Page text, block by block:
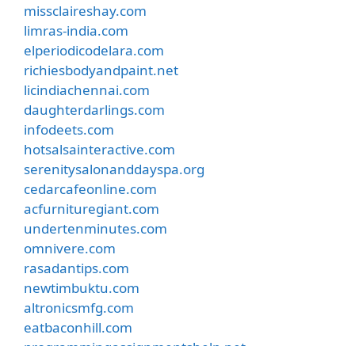
missclaireshay.com
limras-india.com
elperiodicodelara.com
richiesbodyandpaint.net
licindiachennai.com
daughterdarlings.com
infodeets.com
hotsalsainteractive.com
serenitysalonanddayspa.org
cedarcafeonline.com
acfurnituregiant.com
undertenminutes.com
omnivere.com
rasadantips.com
newtimbuktu.com
altronicsmfg.com
eatbaconhill.com